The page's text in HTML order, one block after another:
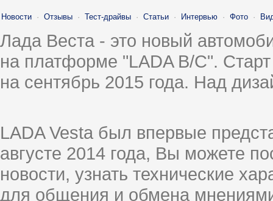
Новости · Отзывы · Тест-драйвы · Статьи · Интервью · Фото ·
Лада Веста - это новый
на платформе "LADA B/C".
на сентябрь 2015 года. Над
LADA Vesta был впервые
августе 2014 года, Вы можете
новости, узнать технические
для общения и обмена